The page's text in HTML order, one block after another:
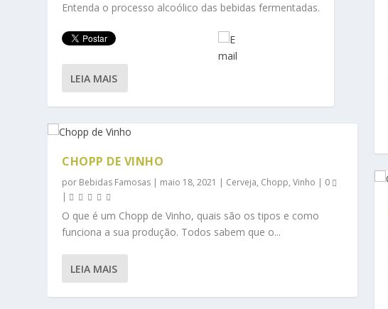
Entenda o processo alcoólico das bebidas fermentadas.
LEIA MAIS
CHOPP DE VINHO
por Bebidas Famosas | maio 18, 2021 | Cerveja, Chopp,Vinho | 0
|
O que é um Chopp de Vinho, quais são os tipos e como
funciona a sua produção. Todos sabem que o...
LEIA MAIS